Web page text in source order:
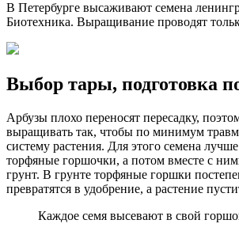
В Петербурге высаживают семена
Биотехника. Выращивание проводят
Выбор тары, подготовка
Арбузы плохо переносят пересадку,
выращивать так, чтобы по минимум
систему растения. Для этого семена
торфяные горшочки, а потом вместе с
грунт. В грунте торфяные горшки
превратятся в удобрение, а растение
Каждое семя высевают в свой